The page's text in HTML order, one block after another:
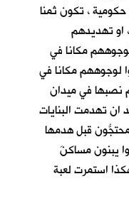
، تكون ثمنا
او تهديدهم
لوجوههم مكانا في
لوجوههم مكانا في
نصبها في ميدان
ان تهدمت البنايات
قبل هدمها
يبنون مساكنَ
استمرت لعبة